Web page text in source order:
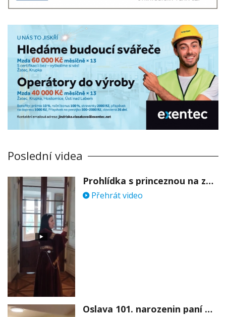
Poslední videa
Prohlídka s princeznou na zámku Stekník
Přehrát video
Oslava 101. narozenin paní Věry Skořepové